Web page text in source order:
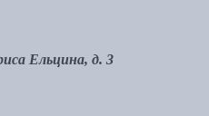
Ельцина, д. 3